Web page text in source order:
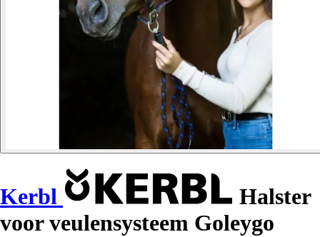
Kerbl
Halster
voor veulensysteem Goleygo